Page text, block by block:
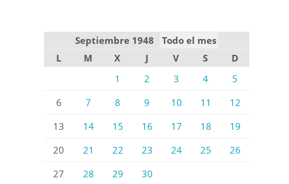
Septiembre 1948
Todo el mes
L
M X J V S
D
1
2 3 4
5
6
7 8 9 10 11
12
13
14 15 16 17 18
19
20
21 22 23 24 25
26
27
28 29 30